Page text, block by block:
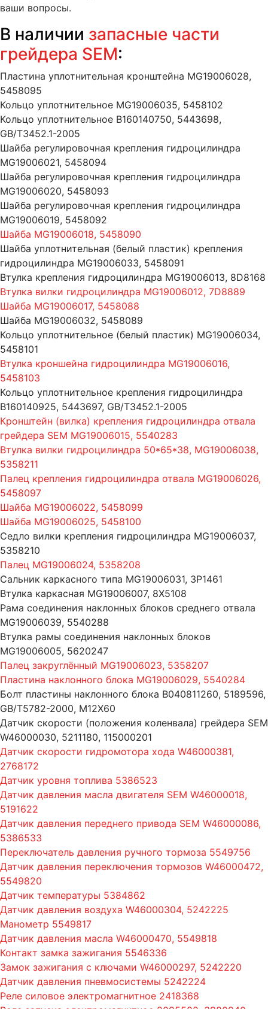
ваши вопросы.
В наличии запасные части
грейдера SEM:
Пластина уплотнительная кронштейна MG19006028,
5458095
Кольцо уплотнительное MG19006035, 5458102
Кольцо уплотнительное B160140750, 5443698,
GB/T3452.1-2005
Шайба регулировочная крепления гидроцилиндра
MG19006021, 5458094
Шайба регулировочная крепления гидроцилиндра
MG19006020, 5458093
Шайба регулировочная крепления гидроцилиндра
MG19006019, 5458092
Шайба MG19006018, 5458090
Шайба уплотнительная (белый пластик) крепления
гидроцилиндра MG19006033, 5458091
Втулка крепления гидроцилиндра MG19006013, 8D8168
Втулка вилки гидроцилиндра MG19006012, 7D8889
Шайба MG19006017, 5458088
Шайба MG19006032, 5458089
Кольцо уплотнительное (белый пластик) MG19006034,
5458101
Втулка кроншейна гидроцилиндра MG19006016,
5458103
Кольцо уплотнительное крепления гидроцилиндра
B160140925, 5443697, GB/T3452.1-2005
Кронштейн (вилка) крепления гидроцилиндра отвала
грейдера SEM MG19006015, 5540283
Втулка вилки гидроцилиндра 50*65*38, MG19006038,
5358211
Палец крепления гидроцилиндра отвала MG19006026,
5458097
Шайба MG19006022, 5458099
Шайба MG19006025, 5458100
Седло вилки крепления гидроцилиндра MG19006037,
5358210
Палец MG19006024, 5358208
Сальник каркасного типа MG19006031, 3P1461
Втулка каркасная MG19006007, 8X5108
Рама соединения наклонных блоков среднего отвала
MG19006039, 5540288
Втулка рамы соединения наклонных блоков
MG19006005, 5620247
Палец закруглённый MG19006023, 5358207
Пластина наклонного блока MG19006029, 5540284
Болт пластины наклонного блока B040811260, 5189596,
GB/T5782-2000, M12X60
Датчик скорости (положения коленвала) грейдера SEM
W46000030, 5211180, 115000201
Датчик скорости гидромотора хода W46000381,
2768172
Датчик уровня топлива 5386523
Датчик давления масла двигателя SEM W46000018,
5191622
Датчик давления переднего привода SEM W46000086,
5386533
Переключатель давления ручного тормоза 5549756
Датчик давления переключения тормозов W46000472,
5549820
Датчик температуры 5384862
Датчик давления воздуха W46000304, 5242225
Манометр 5549817
Датчик давления масла W46000470, 5549818
Контакт замка зажигания 5546336
Замок зажигания с ключами W46000297, 5242220
Датчик давления пневмосистемы 5242224
Реле силовое электромагнитное 2418368